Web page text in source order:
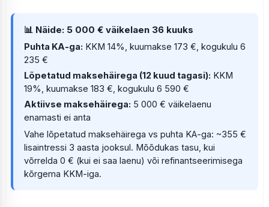
📊 Näide: 5 000 € väikelaen 36 kuuks
Puhta KA-ga: KKM 14%, kuumakse 173 €, kogukulu 6
235 €
Lõpetatud maksehäirega (12 kuud tagasi): KKM
19%, kuumakse 183 €, kogukulu 6 590 €
Aktiivse maksehäirega: 5 000 € väikelaenu
enamasti ei anta
Vahe lõpetatud maksehäirega vs puhta KA-ga: ~355 €
lisaintressi 3 aasta jooksul. Mõõdukas tasu, kui
võrrelda 0 € (kui ei saa laenu) või refinantseerimisega
kõrgema KKM-iga.